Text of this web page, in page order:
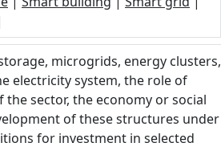
microgrids, energy clusters,
electricity system, the role of
sector, the economy or social
of these structures under
for investment in selected